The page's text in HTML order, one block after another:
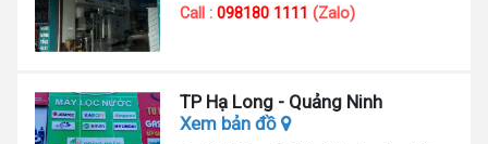
Call :098180 1111 (Zalo)
TP Hạ Long - Quảng Ninh
Xem bản đồ